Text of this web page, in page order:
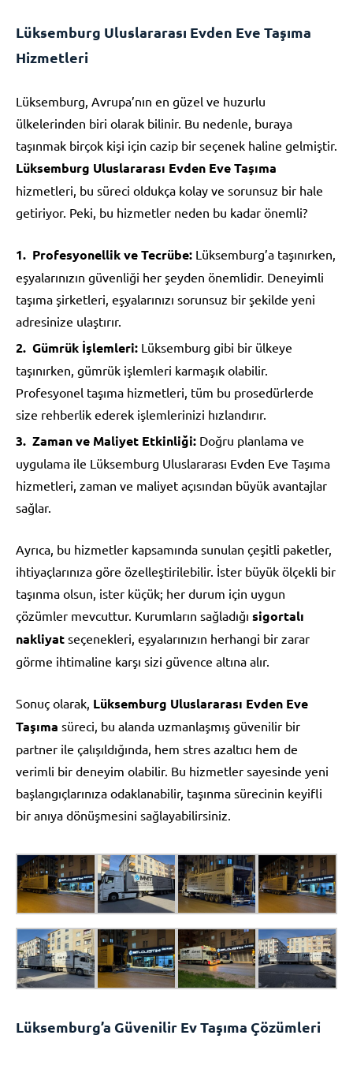
Lüksemburg Uluslararası Evden Eve Taşıma
Hizmetleri
Lüksemburg, Avrupa’nın en güzel ve huzurlu
ülkelerinden biri olarak bilinir. Bu nedenle, buraya
taşınmak birçok kişi için cazip bir seçenek haline gelmiştir.
Lüksemburg Uluslararası Evden Eve Taşıma
hizmetleri, bu süreci oldukça kolay ve sorunsuz bir hale
getiriyor. Peki, bu hizmetler neden bu kadar önemli?
Profesyonellik ve Tecrübe: Lüksemburg’a taşınırken,
eşyalarınızın güvenliği her şeyden önemlidir. Deneyimli
taşıma şirketleri, eşyalarınızı sorunsuz bir şekilde yeni
adresinize ulaştırır.
Gümrük İşlemleri: Lüksemburg gibi bir ülkeye
taşınırken, gümrük işlemleri karmaşık olabilir.
Profesyonel taşıma hizmetleri, tüm bu prosedürlerde
size rehberlik ederek işlemlerinizi hızlandırır.
Zaman ve Maliyet Etkinliği: Doğru planlama ve
uygulama ile Lüksemburg Uluslararası Evden Eve Taşıma
hizmetleri, zaman ve maliyet açısından büyük avantajlar
sağlar.
Ayrıca, bu hizmetler kapsamında sunulan çeşitli paketler,
ihtiyaçlarınıza göre özelleştirilebilir. İster büyük ölçekli bir
taşınma olsun, ister küçük; her durum için uygun
çözümler mevcuttur. Kurumların sağladığı sigortalı
nakliyat seçenekleri, eşyalarınızın herhangi bir zarar
görme ihtimaline karşı sizi güvence altına alır.
Sonuç olarak, Lüksemburg Uluslararası Evden Eve
Taşıma süreci, bu alanda uzmanlaşmış güvenilir bir
partner ile çalışıldığında, hem stres azaltıcı hem de
verimli bir deneyim olabilir. Bu hizmetler sayesinde yeni
başlangıçlarınıza odaklanabilir, taşınma sürecinin keyifli
bir anıya dönüşmesini sağlayabilirsiniz.
Lüksemburg’a Güvenilir Ev Taşıma Çözümleri